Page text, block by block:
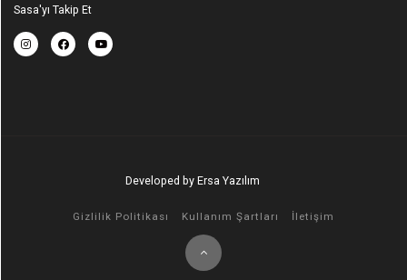
Sasa'yı Takip Et
Developed by Ersa Yazılım
Gizlilik Politikası Kullanım Şartları İletişim